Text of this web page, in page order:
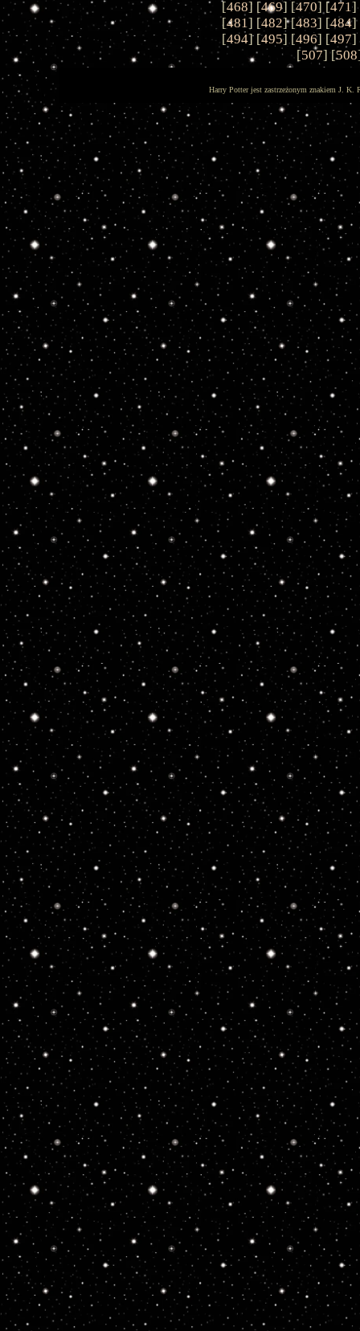
[468] [469] [470] [471]
[481] [482] [483] [484]
[494] [495] [496] [497]
[507] [508
Harry Potter jest zastrzeżonym znakiem J. K.